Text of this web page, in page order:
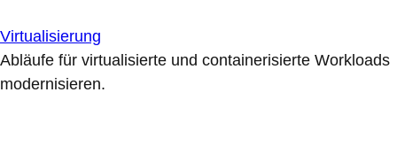
Virtualisierung
Abläufe für virtualisierte und containerisierte Workloads
modernisieren.